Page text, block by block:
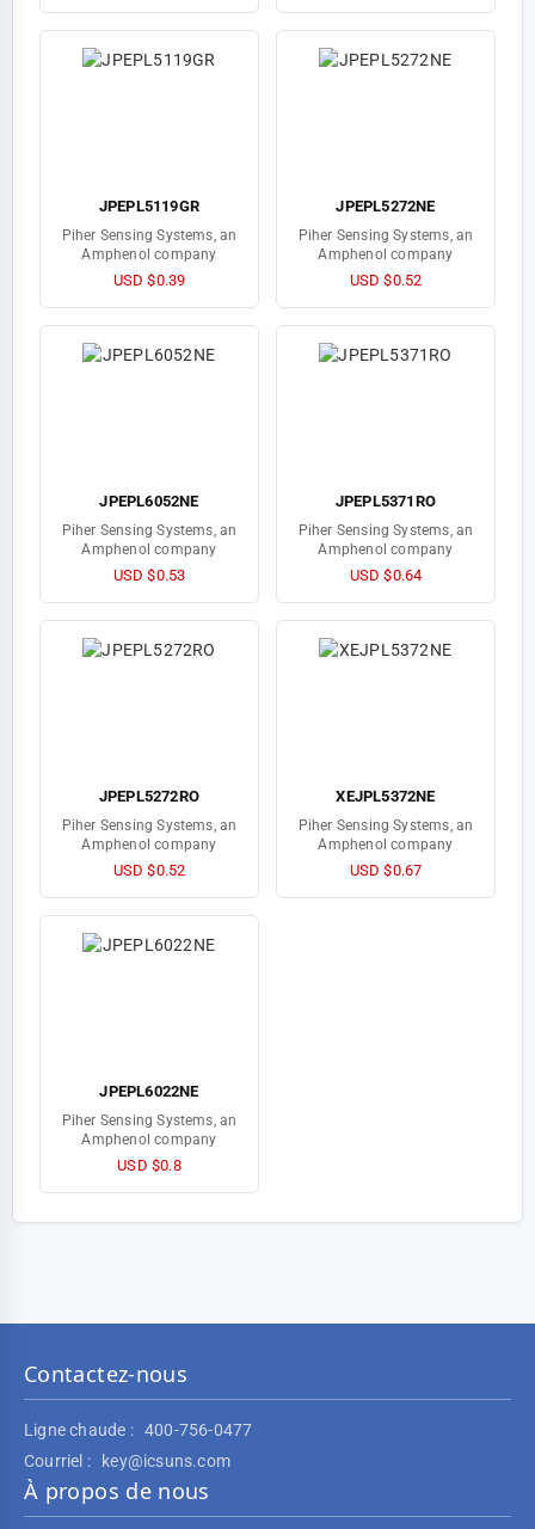
JPEPL5119GR
Piher Sensing Systems, an
Amphenol company
USD $0.39
JPEPL5272NE
Piher Sensing Systems, an
Amphenol company
USD $0.52
JPEPL6052NE
Piher Sensing Systems, an
Amphenol company
USD $0.53
JPEPL5371RO
Piher Sensing Systems, an
Amphenol company
USD $0.64
JPEPL5272RO
Piher Sensing Systems, an
Amphenol company
USD $0.52
XEJPL5372NE
Piher Sensing Systems, an
Amphenol company
USD $0.67
JPEPL6022NE
Piher Sensing Systems, an
Amphenol company
USD $0.8
Contactez-nous
Ligne chaude : 400-756-0477
Courriel :
key@icsuns.com
À propos de nous